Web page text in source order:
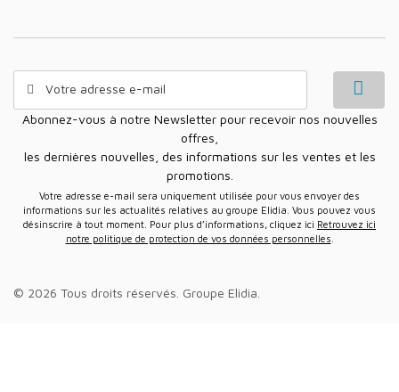
Abonnez-vous à notre Newsletter pour recevoir nos nouvelles
offres,
les dernières nouvelles, des informations sur les ventes et les
promotions.
Votre adresse e-mail sera uniquement utilisée pour vous envoyer des
informations sur les actualités relatives au groupe Elidia. Vous pouvez vous
désinscrire à tout moment. Pour plus d’informations, cliquez ici Retrouvez ici
notre politique de protection de vos données personnelles
© 2026 Tous droits réservés. Groupe Elidia